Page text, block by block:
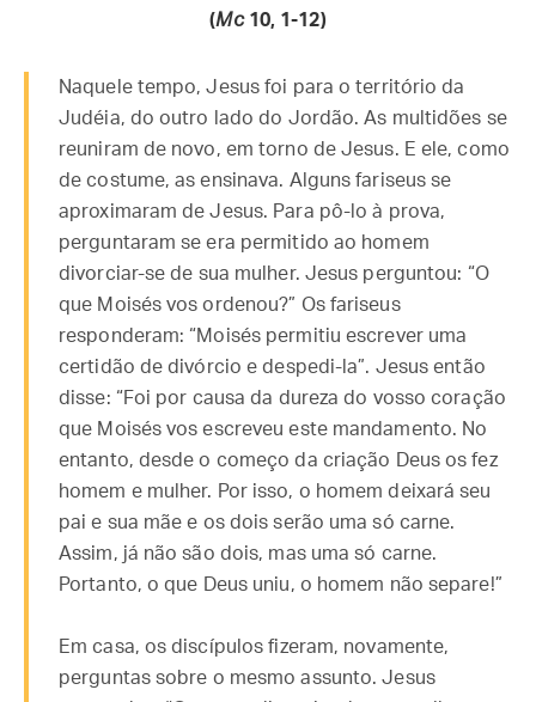
(Mc 10, 1-12)
Naquele tempo, Jesus foi para o território da
Judéia, do outro lado do Jordão. As multidões se
reuniram de novo, em torno de Jesus. E ele, como
de costume, as ensinava. Alguns fariseus se
aproximaram de Jesus. Para pô-lo à prova,
perguntaram se era permitido ao homem
divorciar-se de sua mulher. Jesus perguntou: “O
que Moisés vos ordenou?” Os fariseus
responderam: “Moisés permitiu escrever uma
certidão de divórcio e despedi-la”. Jesus então
disse: “Foi por causa da dureza do vosso coração
que Moisés vos escreveu este mandamento. No
entanto, desde o começo da criação Deus os fez
homem e mulher. Por isso, o homem deixará seu
pai e sua mãe e os dois serão uma só carne.
Assim, já não são dois, mas uma só carne.
Portanto, o que Deus uniu, o homem não separe!”
Em casa, os discípulos fizeram, novamente,
perguntas sobre o mesmo assunto. Jesus